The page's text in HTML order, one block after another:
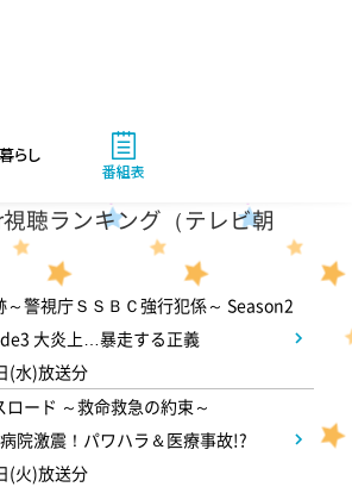
らし
番組表
聴ランキング（テレビ朝
～警視庁ＳＳＢＣ強行犯係～ Season2
大炎上…暴走する正義
(水)放送分
ロード ～救命救急の約束～
院激震！パワハラ＆医療事故!?
(火)放送分
大空港～GATE24～ #2
午後
科捜研の女11 #10
午後 3:50
相棒20 #5